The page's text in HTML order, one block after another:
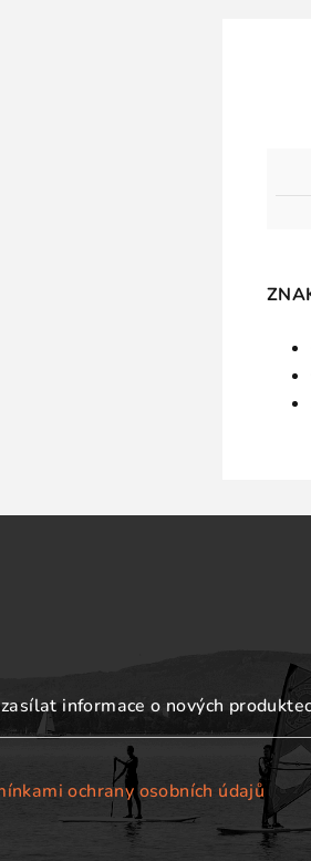
informace o nových
ochrany osobních údajů